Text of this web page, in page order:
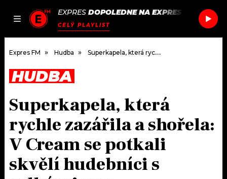
JAK
SEZNAM.CZ
EXPRES DOPOLEDNE NA EXPRES FM /JAZZY
CELÝ PLAYLIST
DOMŮ
ČLÁNKY
AKTUÁLNĚ
HUDBA
PODCASTY
JAK NALADIT
Expres FM Hudba Superkapela, která rychle zazářila a shořela: V Cream se potkali skvělí hudebníci s velkými egy
HUDBA
Superkapela, která
rychle zazářila a shořela:
V Cream se potkali
skvělí hudebníci s